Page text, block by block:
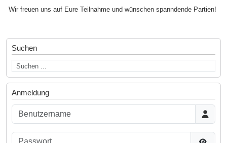
Wir freuen uns auf Eure Teilnahme und wünschen spanndende Partien!
Suchen
Anmeldung
Benutzername
Passwort